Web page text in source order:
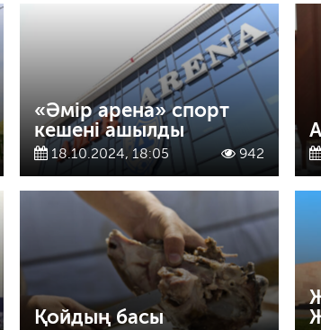
«Әмір арена» спорт
кешені ашылды
18.10.2024, 18:05 942
Қойдың басы